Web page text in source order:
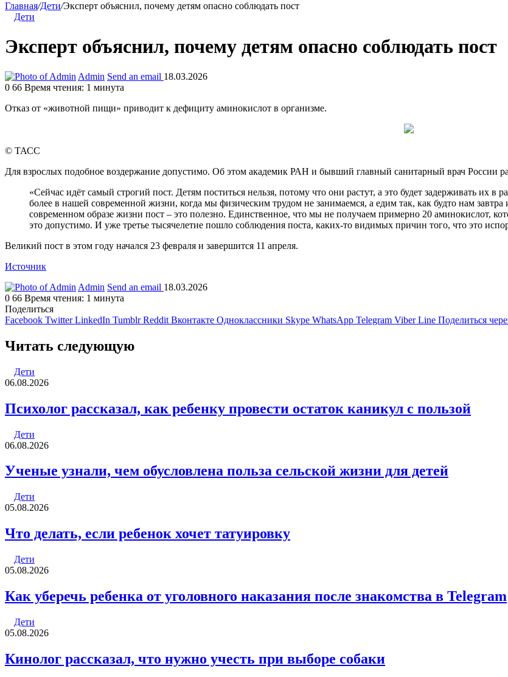
Главная/Дети/Эксперт объяснил, почему детям опасно соблюдать пост
Дети
Эксперт объяснил, почему детям опасно соблюдать пост
Admin Send an email 18.03.2026
0 66 Время чтения: 1 минута
Отказ от «животной пищи» приводит к дефициту аминокислот в организме.
© ТАСС
Для взрослых подобное воздержание допустимо. Об этом академик РАН и бывший главный санитарный врач России
«Сейчас идёт самый строгий пост. Детям поститься нельзя, потому что они растут, а это будет задерживать их
более в нашей современной жизни, когда мы физическим трудом не занимаемся, а едим так, как будто нам
современном образе жизни пост – это полезно. Единственное, что мы не получаем примерно 20 аминокислот,
это допустимо. И уже третье тысячелетие пошло соблюдения поста, каких-то видимых причин того, что это
Великий пост в этом году начался 23 февраля и завершится 11 апреля.
Источник
Admin Send an email 18.03.2026
0 66 Время чтения: 1 минута
Поделиться
Facebook Twitter LinkedIn Tumblr Reddit Вконтакте Одноклассники Skype WhatsApp Telegram Viber Line Поделиться
Читать следующую
Дети
06.08.2026
Психолог рассказал, как ребенку провести остаток каникул с пользой
Дети
06.08.2026
Ученые узнали, чем обусловлена польза сельской жизни для детей
Дети
05.08.2026
Что делать, если ребенок хочет татуировку
Дети
05.08.2026
Как уберечь ребенка от уголовного наказания после знакомства в Telegram
Дети
05.08.2026
Кинолог рассказал, что нужно учесть при выборе собаки